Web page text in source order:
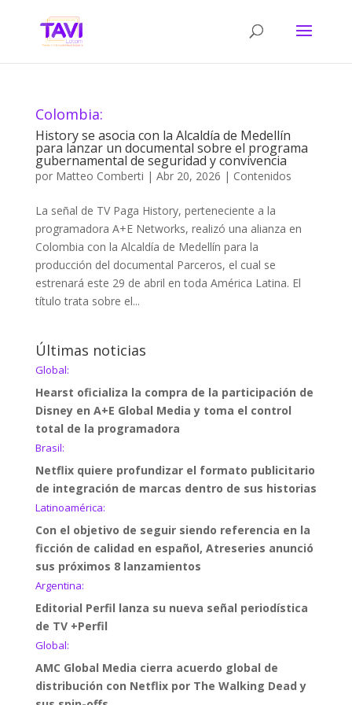
Colombia:
History se asocia con la Alcaldía de Medellín
para lanzar un documental sobre el programa
gubernamental de seguridad y convivencia
por Matteo Comberti | Abr 20, 2026 | Contenidos
La señal de TV Paga History, perteneciente a la
programadora A+E Networks, realizó una alianza en
Colombia con la Alcaldía de Medellín para la
producción del documental Parceros, el cual se
estrenará este 29 de abril en toda América Latina. El
título trata sobre el...
Últimas noticias
Global:
Hearst oficializa la compra de la participación de
Disney en A+E Global Media y toma el control
total de la programadora
Brasil:
Netflix quiere profundizar el formato publicitario
de integración de marcas dentro de sus historias
Latinoamérica:
Con el objetivo de seguir siendo referencia en la
ficción de calidad en español, Atreseries anunció
sus próximos 8 lanzamientos
Argentina:
Editorial Perfil lanza su nueva señal periodística
de TV +Perfil
Global:
AMC Global Media cierra acuerdo global de
distribución con Netflix por The Walking Dead y